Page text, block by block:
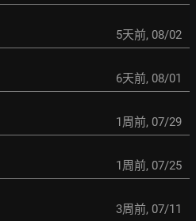
5天前, 08/02
6天前, 08/01
1周前, 07/29
1周前, 07/25
3周前, 07/11